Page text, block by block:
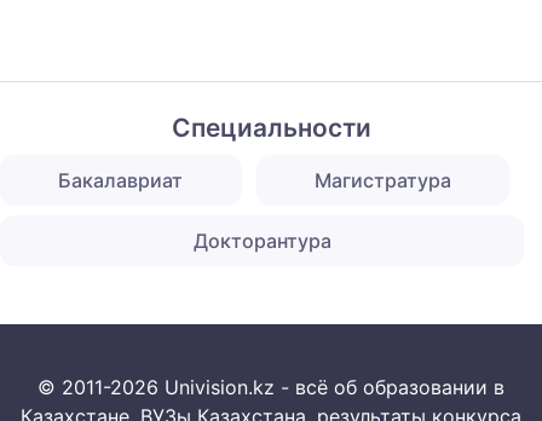
Специальности
Бакалавриат Магистратура
Докторантура
© 2011-2026 Univision.kz - всё об образовании в
Казахстане. ВУЗы Казахстана, результаты конкурса